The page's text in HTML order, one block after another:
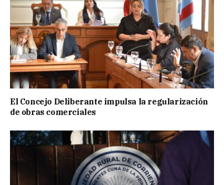
El Concejo Deliberante impulsa la regularización
de obras comerciales